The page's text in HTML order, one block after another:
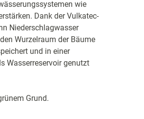
wie
Dank der Vulkatec-
Niederschlagwasser
Wurzelraum der Bäume
und in einer
Wasserreservoir genutzt
Grund.